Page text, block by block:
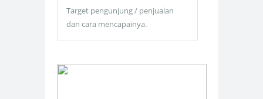
Target pengunjung / penjualan
dan cara mencapainya.